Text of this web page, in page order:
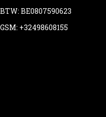
BTW: BE0807590623
GSM: +32498608155